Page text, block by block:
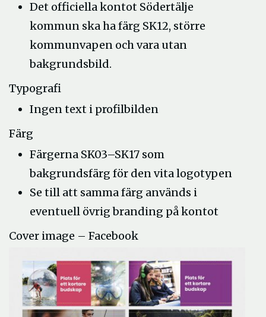
Det officiella kontot Södertälje
kommun ska ha färg SK12, större
kommunvapen och vara utan
bakgrundsbild.
Typografi
Ingen text i profilbilden
Färg
Färgerna SK03–SK17 som
bakgrundsfärg för den vita logotypen
Se till att samma färg används i
eventuell övrig branding på kontot
Cover image – Facebook